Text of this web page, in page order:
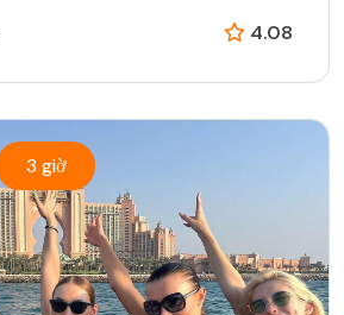
4.08
3 giờ